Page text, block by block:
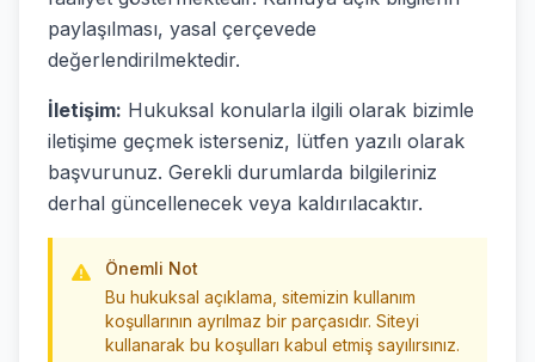
paylaşılması, yasal çerçevede
değerlendirilmektedir.
İletişim: Hukuksal konularla ilgili olarak bizimle
iletişime geçmek isterseniz, lütfen yazılı olarak
başvurunuz. Gerekli durumlarda bilgileriniz
derhal güncellenecek veya kaldırılacaktır.
Önemli Not
Bu hukuksal açıklama, sitemizin kullanım
koşullarının ayrılmaz bir parçasıdır. Siteyi
kullanarak bu koşulları kabul etmiş sayılırsınız.